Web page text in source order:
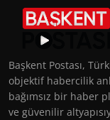
Başkent Postası,
objektif habercilik
bağımsız bir haber
ve güvenilir